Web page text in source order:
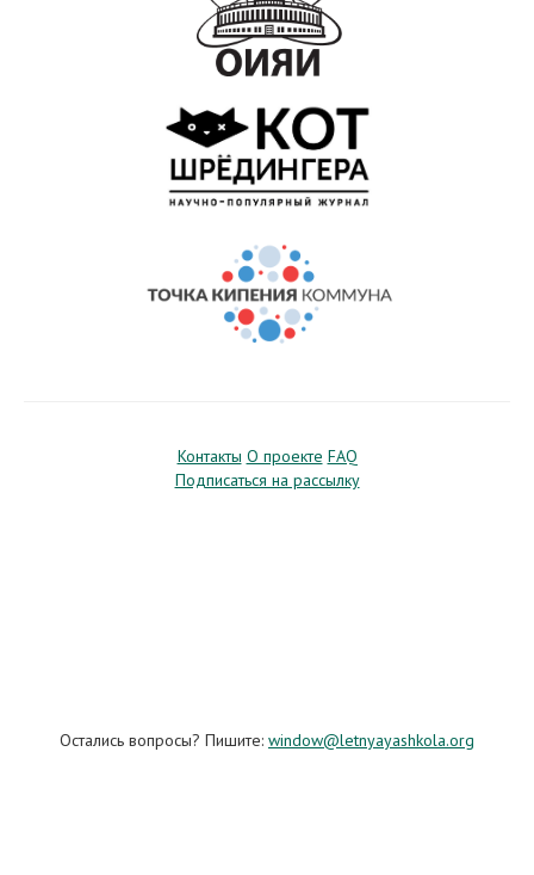
Контакты О проекте FAQ
Подписаться на рассылку
Остались вопросы? Пишите: window@letnyayashkola.org